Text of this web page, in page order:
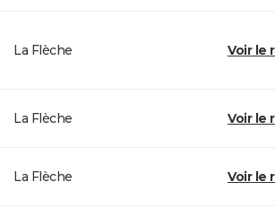
La Flèche Voir le
La Flèche Voir le
La Flèche Voir le